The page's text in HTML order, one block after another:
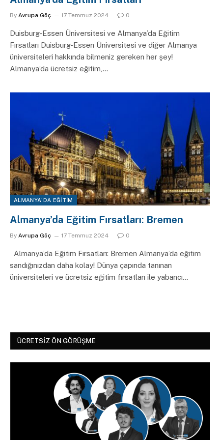
By Avrupa Göç 17 Temmuz 2024 0
Duisburg-Essen Üniversitesi ve Almanya’da Eğitim
Fırsatları Duisburg-Essen Üniversitesi ve diğer Almanya
üniversiteleri hakkında bilmeniz gereken her şey!
Almanya’da ücretsiz eğitim,…
ALMANYA'DA EĞITIM
Almanya’da Eğitim Fırsatları: Bremen
By Avrupa Göç 17 Temmuz 2024 0
Almanya’da Eğitim Fırsatları: Bremen Almanya’da eğitim
sandığınızdan daha kolay! Dünya çapında tanınan
üniversiteleri ve ücretsiz eğitim fırsatları ile yabancı…
ÜCRETSIZ ÖN GÖRÜŞME